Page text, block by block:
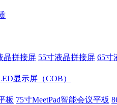
晶拼接屏 55寸液晶拼接屏 65寸
显示屏（COB）
板 75寸MeetPad智能会议平板